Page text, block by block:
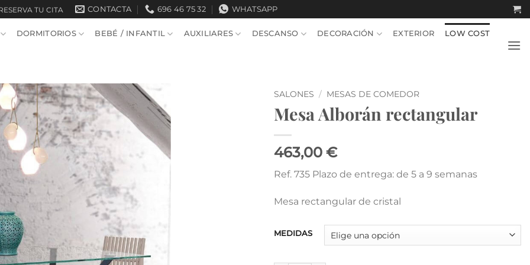
TU CITA CONTACTA 696 46 75 32 WHATSAPP
DORMITORIOS BEBÉ / INFANTIL AUXILIARES DESCANSO DECORACIÓN EXTERIOR LOW COST
SALONES / MESAS DE COMEDOR
Mesa Alborán rectangular
463,00 €
Ref. 735 Plazo de entrega: de 5 a 9 semanas
Mesa rectangular de cristal
MEDIDAS